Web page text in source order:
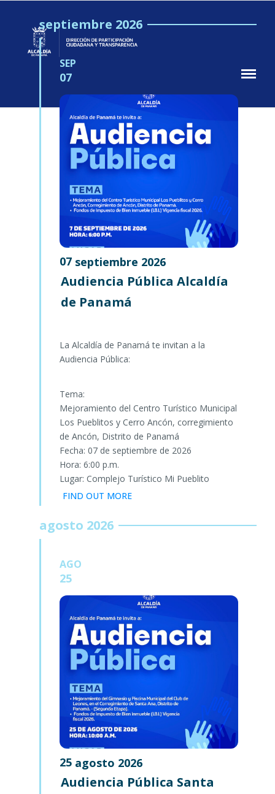
Participación
Ciudadana
septiembre 2026
SEP
07
07 septiembre 2026
Audiencia Pública Alcaldía
de Panamá
La Alcaldía de Panamá te invitan a la
Audiencia Pública:
Tema:
Mejoramiento del Centro Turístico Municipal
Los Pueblitos y Cerro Ancón, corregimiento
de Ancón, Distrito de Panamá
Fecha: 07 de septiembre de 2026
Hora: 6:00 p.m.
Lugar: Complejo Turístico Mi Pueblito
FIND OUT MORE
agosto 2026
AGO
25
25 agosto 2026
Audiencia Pública Santa